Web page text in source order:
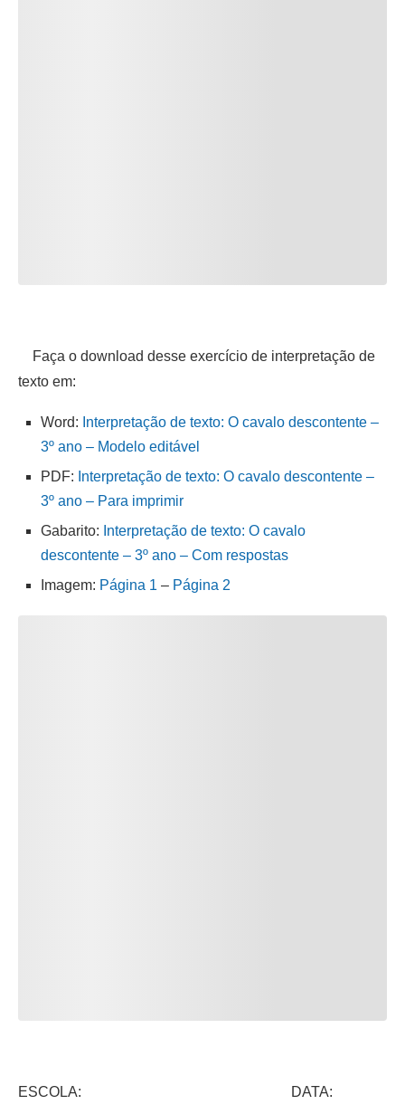
Faça o download desse exercício de interpretação de
texto em:
Word: Interpretação de texto: O cavalo descontente –
3º ano – Modelo editável
PDF: Interpretação de texto: O cavalo descontente –
3º ano – Para imprimir
Gabarito: Interpretação de texto: O cavalo
descontente – 3º ano – Com respostas
Imagem: Página 1 – Página 2
ESCOLA: DATA: